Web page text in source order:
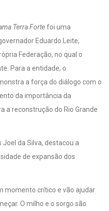
Terra Fortefoi uma
Eduardo Leite,
Federação, no qual o
Para a entidade, o
a força do diálogo com o
da importância da
a reconstrução do Rio Grande
Joel da Silva, destacou a
de expansão dos
momento crítico e vão ajudar
O milho e o sorgo são